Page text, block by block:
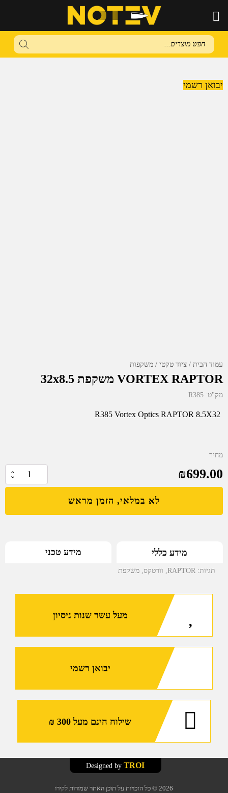
Products
search
עמוד הבית ציוד טקטי משקפות
VORTEX RAPTOR משקפת 32x8.5
מק"ט: R385
R385 Vortex Optics RAPTOR 8.5X32
מחיר
₪699.00
של
RAPTOR
לא במלאי, הזמן מראש
יבואן רשמי
מידע כללי מידע טכני
תגיות: RAPTOR וורטקס משקפת
מעל עשר שנות ניסיון
יבואן רשמי
שילוח חינם מעל 300 ₪
2026 © כל הזכויות על תוכן האתר שמורות לקירו
TROI